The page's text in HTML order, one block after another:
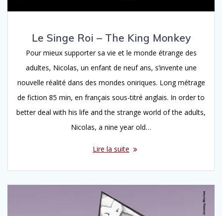
Le Singe Roi – The King Monkey
Pour mieux supporter sa vie et le monde étrange des
adultes, Nicolas, un enfant de neuf ans, s’invente une
nouvelle réalité dans des mondes oniriques. Long métrage
de fiction 85 min, en français sous-titré anglais. In order to
better deal with his life and the strange world of the adults,
Nicolas, a nine year old…
Lire la suite